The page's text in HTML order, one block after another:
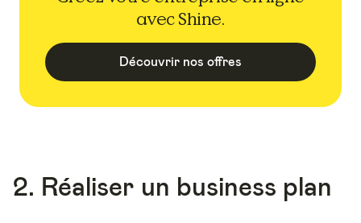
avec Shine.
Découvrir nos offres
2. Réaliser un business plan